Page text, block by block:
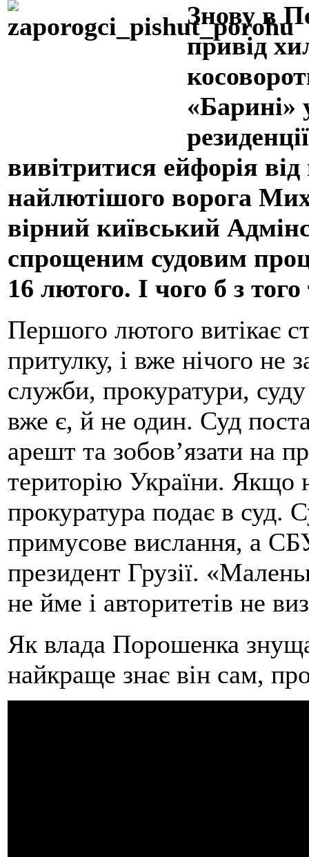
Знову в
привід
«Барині»
вивітритися ейфорія
найлютішого ворога
вірний київський
спрощеним судовим
16 лютого. І чого б з
Першого лютого витікає
притулку, і вже нічого не
служби, прокуратури,
вже є, й не один. Суд
арешт та зобов’язати на
територію України. Якщо
прокуратура подає в суд.
примусове вислання, а
президент Грузії.
не йме і авторитетів не
Як влада Порошенка
найкраще знає він сам,